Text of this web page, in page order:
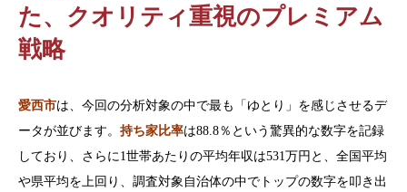
た、クオリティ重視のプレミアム
戦略
愛西市は、今回の分析対象の中で最も「ゆとり」を感じさせるデ
ータが並びます。 持ち家比率は88.8％という驚異的な数字を記録
しており、さらに1世帯あたりの平均年収は531万円と、全国平均
や県平均を上回り、調査対象自治体の中でトップの数字を叩き出